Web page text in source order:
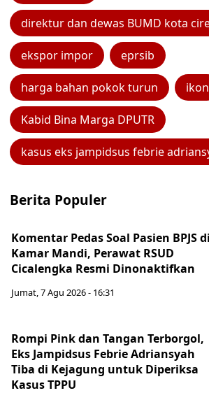
direktur dan dewas BUMD kota
ekspor impor eprsib
harga bahan pokok turun ikon
Kabid Bina Marga DPUTR
kasus eks jampidsus febrie
Berita Populer
Komentar Pedas Soal Pasien BPJS di
Kamar Mandi, Perawat RSUD
Cicalengka Resmi Dinonaktifkan
Jumat, 7 Agu 2026 - 16:31
Rompi Pink dan Tangan Terborgol,
Eks Jampidsus Febrie Adriansyah
Tiba di Kejagung untuk Diperiksa
Kasus TPPU